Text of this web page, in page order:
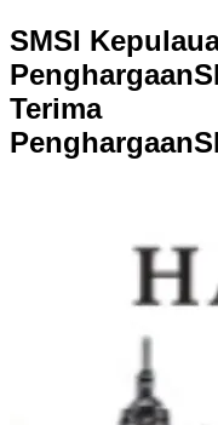
SMSI
Penghargaan
Terima
PenghargaanS